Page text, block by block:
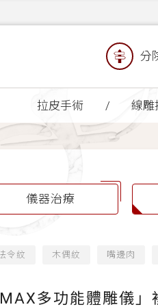
分
拉皮手術 線雕
儀器治療
令紋 木偶紋 嘴邊肉
多功能體雕儀